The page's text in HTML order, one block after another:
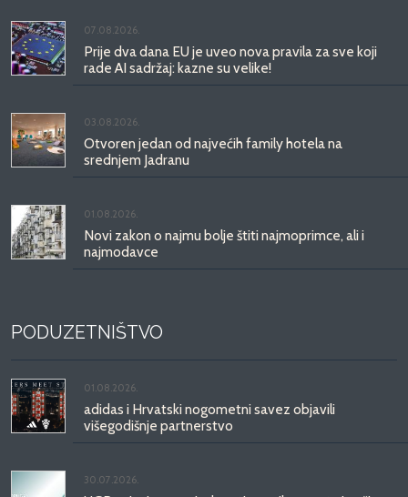
07.08.2026.
Prije dva dana EU je uveo nova pravila za sve koji
rade AI sadržaj: kazne su velike!
03.08.2026.
Otvoren jedan od najvećih family hotela na
srednjem Jadranu
01.08.2026.
Novi zakon o najmu bolje štiti najmoprimce, ali i
najmodavce
PODUZETNIŠTVO
01.08.2026.
adidas i Hrvatski nogometni savez objavili
višegodišnje partnerstvo
30.07.2026.